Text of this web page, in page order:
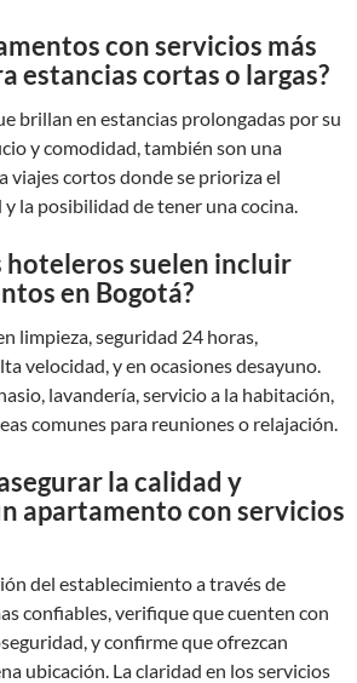
con servicios más
estancias cortas o largas?
brillan en estancias prolongadas por su
y comodidad, también son una
viajes cortos donde se prioriza el
la posibilidad de tener una cocina.
hoteleros suelen incluir
en Bogotá?
limpieza, seguridad 24 horas,
velocidad, y en ocasiones desayuno.
lavandería, servicio a la habitación,
comunes para reuniones o relajación.
la calidad y
apartamento con servicios
del establecimiento a través de
confiables, verifique que cuenten con
y confirme que ofrezcan
ubicación. La claridad en los servicios